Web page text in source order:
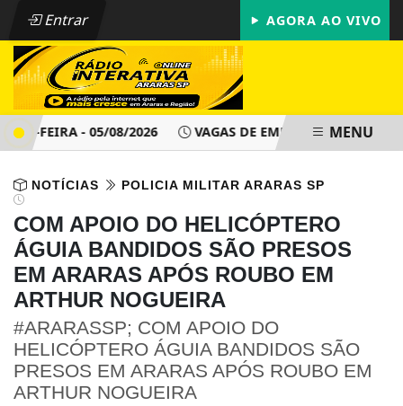
Entrar AGORA AO VIVO
FEIRA - 05/08/2026 VAGAS DE EMPREGO - PATMENU
NOTÍCIAS POLICIA MILITAR ARARAS SP
COM APOIO DO HELICÓPTERO
ÁGUIA BANDIDOS SÃO PRESOS
EM ARARAS APÓS ROUBO EM
ARTHUR NOGUEIRA
#ARARASSP; COM APOIO DO
HELICÓPTERO ÁGUIA BANDIDOS SÃO
PRESOS EM ARARAS APÓS ROUBO EM
ARTHUR NOGUEIRA